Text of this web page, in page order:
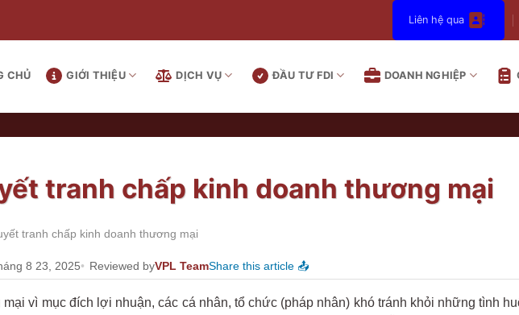
Liên hệ qua
CHỦ GIỚI THIỆU DỊCH VỤ ĐẦU TƯ FDI DOANH NGHIỆP
tranh chấp kinh doanh thương mại
tranh chấp kinh doanh thương mại
8 23, 2025 Reviewed byVPL TeamShare this article 📤
vì mục đích lợi nhuận, các cá nhân, tổ chức (pháp nhân) khó tránh khỏi những tình